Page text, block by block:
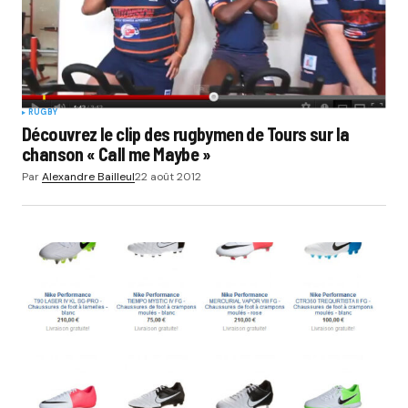
RUGBY
Découvrez le clip des rugbymen de Tours sur la
chanson « Call me Maybe »
ParAlexandre Bailleul22 août 2012